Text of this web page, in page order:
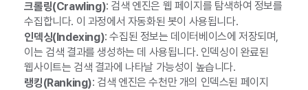
크롤링(Crawling): 검색 엔진은 웹 페이지를 탐색하여 정보를
수집합니다. 이 과정에서 자동화된 봇이 사용됩니다.
인덱싱(Indexing): 수집된 정보는 데이터베이스에 저장되며,
이는 검색 결과를 생성하는 데 사용됩니다. 인덱싱이 완료된
웹사이트는 검색 결과에 나타날 가능성이 높습니다.
랭킹(Ranking): 검색 엔진은 수천만 개의 인덱스된 페이지